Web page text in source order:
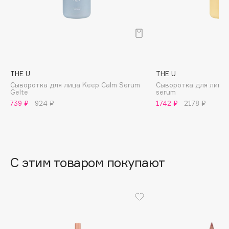
Banderas
Basicare
Batiste
beautyblender
THE U
Сыворотка для лица Keep Calm Serum
Gelte
739 ₽
924 ₽
THE U
Сыворотка для
serum
1742 ₽
2178 ₽
С этим товаром покупают